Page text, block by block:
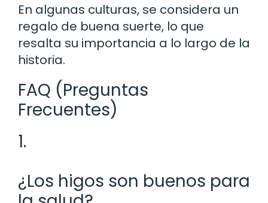
En algunas culturas, se considera un
regalo de buena suerte, lo que
resalta su importancia a lo largo de la
historia.
FAQ (Preguntas
Frecuentes)
1.
¿Los higos son buenos para